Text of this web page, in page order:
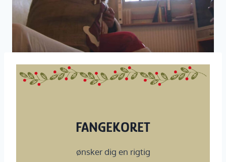
FANGEKORET
ønsker dig en rigtig